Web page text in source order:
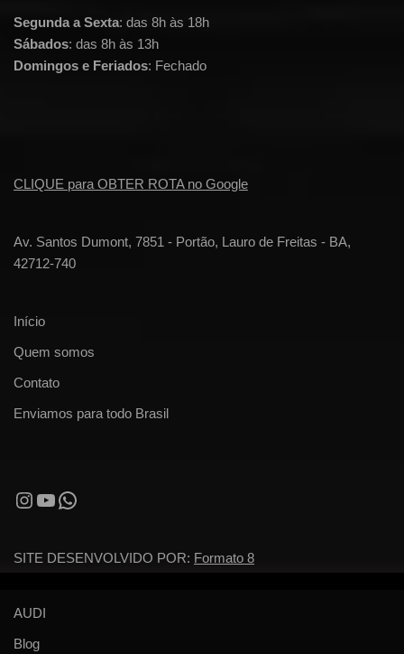
Segunda a Sexta: das 8h às 18h
Sábados: das 8h às 13h
Domingos e Feriados: Fechado
CLIQUE para OBTER ROTA no Google
Av. Santos Dumont, 7851 - Portão, Lauro de Freitas - BA,
42712-740
Início
Quem somos
Contato
Enviamos para todo Brasil
SITE DESENVOLVIDO POR: Formato 8
AUDI
Blog